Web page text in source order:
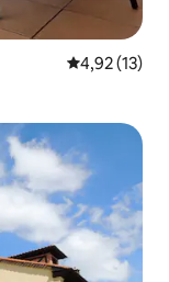
4,92 (13)